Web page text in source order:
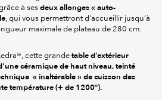
à ses deux allonges « auto-
, qui vous permettront d’accueillir jusqu’à
maximale de plateau de 280 cm.
cette grande table d’extérieur
céramique de haut niveau, teinté
« inaltérable » de cuisson des
température (+ de 1200°).